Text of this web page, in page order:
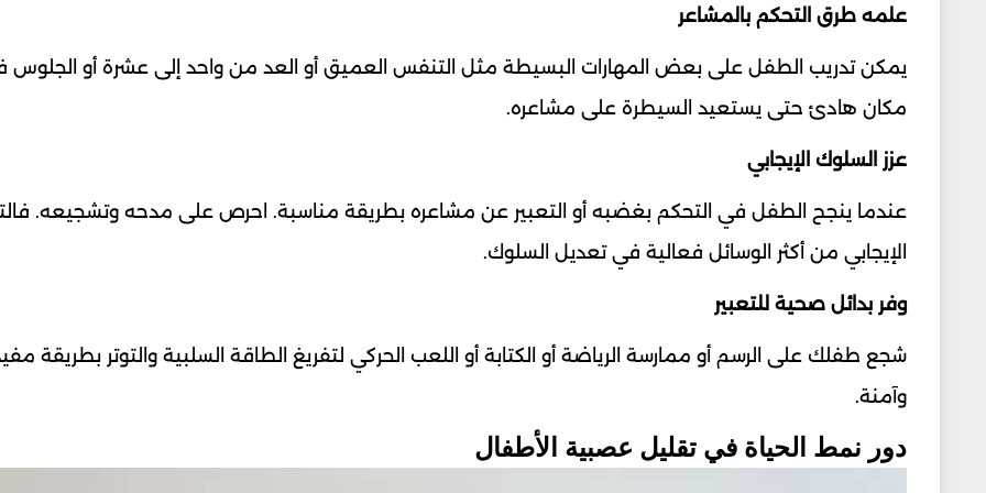
علمه طرق التحكم بالمشاعر
يمكن تدريب الطفل على بعض المهارات البسيطة مثل التنفس العميق أو العد من واحد إلى عشرة أو الجلوس
مكان هادئ حتى يستعيد السيطرة على مشاعره.
عزز السلوك الإيجابي
عندما ينجح الطفل في التحكم بغضبه أو التعبير عن مشاعره بطريقة مناسبة. احرص على مدحه وتشجيعه.
الإيجابي من أكثر الوسائل فعالية في تعديل السلوك.
وفر بدائل صحية للتعبير
شجع طفلك على الرسم أو ممارسة الرياضة أو الكتابة أو اللعب الحركي لتفريغ الطاقة السلبية والتوتر بطريقة
وآمنة.
دور نمط الحياة في تقليل عصبية الأطفال